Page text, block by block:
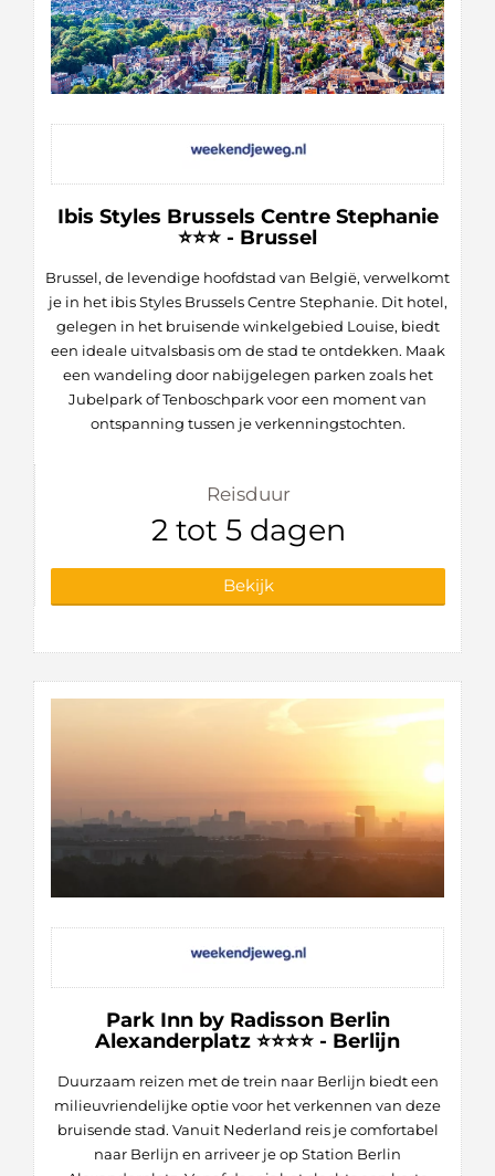
Ibis Styles Brussels Centre Stephanie
⭐⭐⭐ - Brussel
Brussel, de levendige hoofdstad van België, verwelkomt
je in het ibis Styles Brussels Centre Stephanie. Dit hotel,
gelegen in het bruisende winkelgebied Louise, biedt
een ideale uitvalsbasis om de stad te ontdekken. Maak
een wandeling door nabijgelegen parken zoals het
Jubelpark of Tenboschpark voor een moment van
ontspanning tussen je verkenningstochten.
Reisduur
2 tot 5 dagen
Bekijk
Park Inn by Radisson Berlin
Alexanderplatz ⭐⭐⭐⭐ - Berlijn
Duurzaam reizen met de trein naar Berlijn biedt een
milieuvriendelijke optie voor het verkennen van deze
bruisende stad. Vanuit Nederland reis je comfortabel
naar Berlijn en arriveer je op Station Berlin